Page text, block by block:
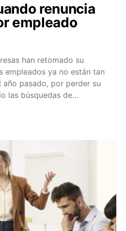
renuncia
empleado
han retomado su
empleados ya no están tan
pasado, por perder su
las búsquedas de…